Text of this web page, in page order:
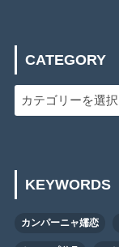
CATEGORY
KEYWORDS
カンパーニャ嬬恋